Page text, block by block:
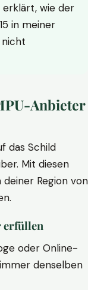
erklärt, wie der
in meiner
Anbieter
das Schild
Mit diesen
Region von
erfüllen
oder Online-
denselben